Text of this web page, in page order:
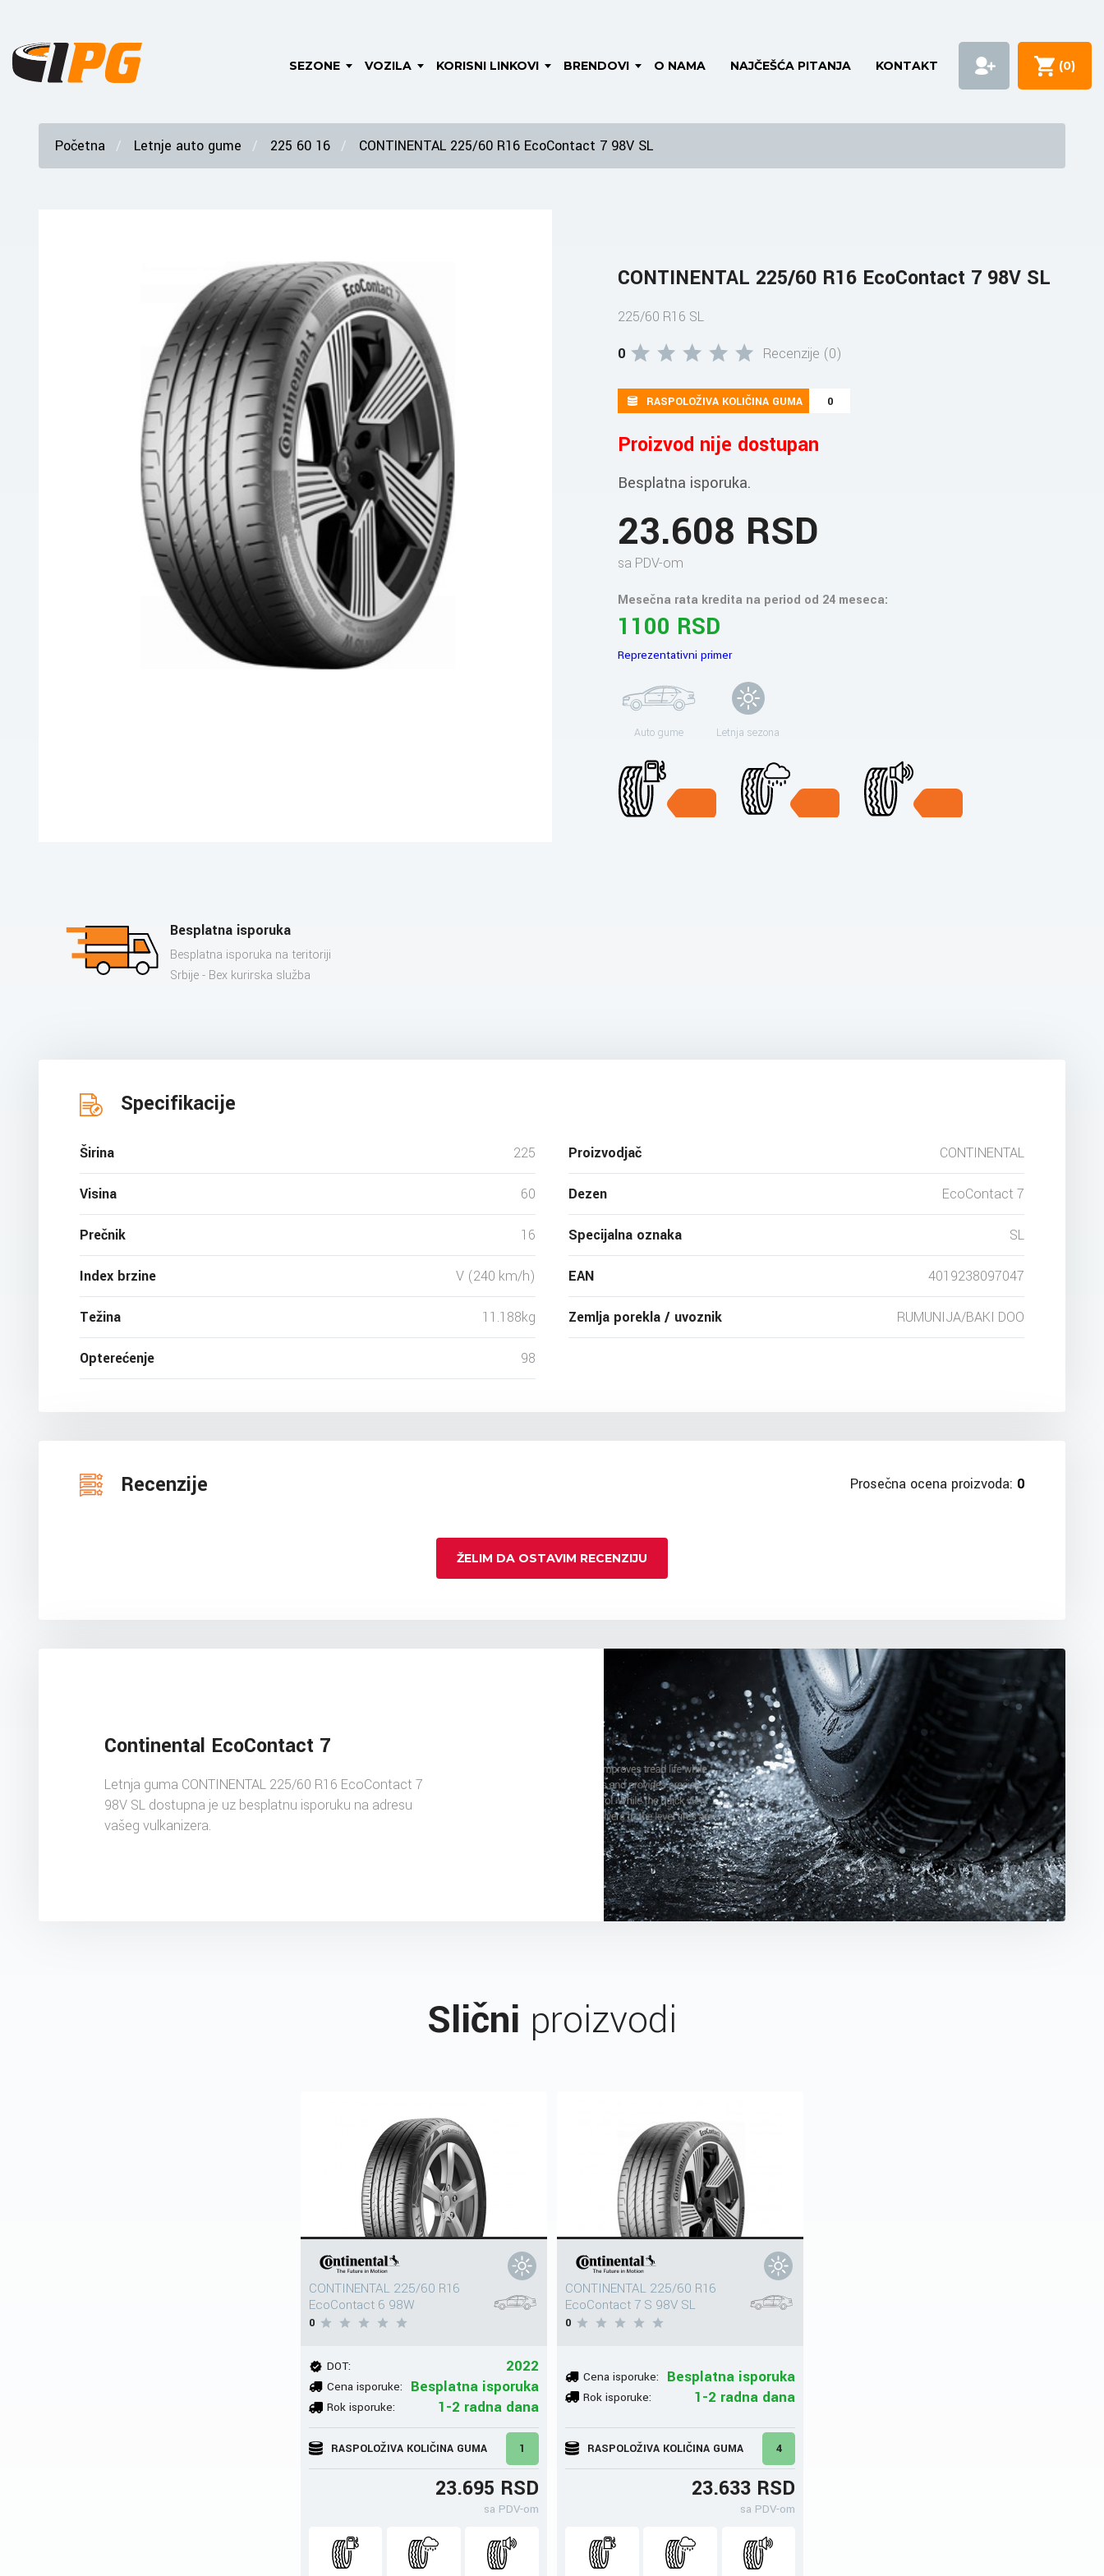
SEZONE VOZILA KORISNI LINKOVI BRENDOVI O NAMA NAJČEŠĆA PITANJA KONTAKT (0)
Početna Letnje auto gume 225 60 16 CONTINENTAL 225/60 R16 EcoContact 7 98V SL
CONTINENTAL 225/60 R16 EcoContact 7 98V SL
225/60 R16 SL
0
Recenzije (0)
RASPOLOŽIVA KOLIČINA GUMA 0
Proizvod nije dostupan
Besplatna isporuka.
23.608 RSD
sa PDV-om
Mesečna rata kredita na period od 24 meseca:
1100 RSD
Reprezentativni primer
Auto gume Letnja sezona
Besplatna isporuka
Besplatna isporuka na teritoriji
Srbije - Bex kurirska služba
Specifikacije
Širina 225
Visina 60
Prečnik 16
Index brzine V (240 km/h)
Težina 11.188kg
Opterećenje 98
Proizvodjač CONTINENTAL
Dezen EcoContact 7
Specijalna oznaka SL
EAN 4019238097047
Zemlja porekla / uvoznik RUMUNIJA/BAKI DOO
Recenzije Prosečna ocena proizvoda: 0
ŽELIM DA OSTAVIM RECENZIJU
Continental EcoContact 7
Letnja guma CONTINENTAL 225/60 R16 EcoContact 7
98V SL dostupna je uz besplatnu isporuku na adresu
vašeg vulkanizera.
Slični proizvodi
CONTINENTAL 225/60 R16
EcoContact 6 98W
0
DOT: 2022
Cena isporuke: Besplatna isporuka
Rok isporuke: 1-2 radna dana
RASPOLOŽIVA KOLIČINA GUMA 1
23.695 RSD
sa PDV-om
CONTINENTAL 225/60 R16
EcoContact 7 S 98V SL
0
Cena isporuke: Besplatna isporuka
Rok isporuke: 1-2 radna dana
RASPOLOŽIVA KOLIČINA GUMA 4
23.633 RSD
sa PDV-om